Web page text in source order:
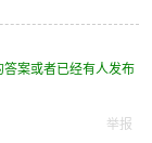
案或者已经有人发布
举报